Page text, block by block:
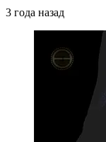
3 года назад